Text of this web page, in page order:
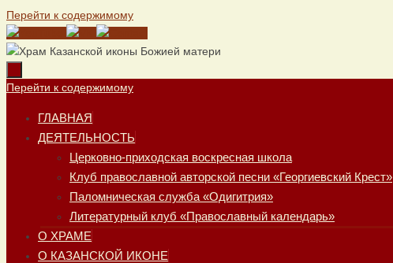
Перейти к содержимому
Перейти к содержимому
ГЛАВНАЯ
ДЕЯТЕЛЬНОСТЬ
Церковно-приходская воскресная школа
Клуб православной авторской песни «Георгиевский Крест»
Паломническая служба «Одигитрия»
Литературный клуб «Православный календарь»
О ХРАМЕ
О КАЗАНСКОЙ ИКОНЕ